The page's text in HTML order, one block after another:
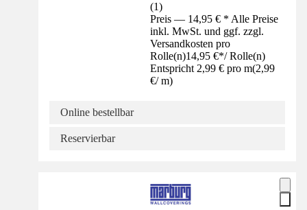
(1)
Preis — 14,95 € * Alle Preise
inkl. MwSt. und ggf. zzgl.
Versandkosten pro
Rolle(n)14,95 €*/ Rolle(n)
Entspricht 2,99 € pro m(2,99
€/ m)
Online bestellbar
Reservierbar